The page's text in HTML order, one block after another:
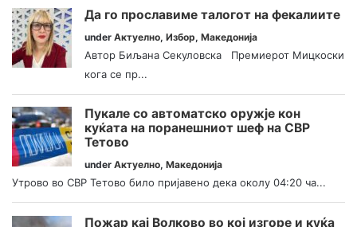
Да го прославиме талогот на фекалиите
under Актуелно, Избор, Македонија
Автор Биљана Секуловска Премиерот Мицкоски
кога се пр...
Пукале со автоматско оружје кон
куќата на поранешниот шеф на СВР
Тетово
under Актуелно, Македонија
Утрово во СВР Тетово било пријавено дека околу 04:20 ча...
Пожар кај Волково во кој изгоре и куќа